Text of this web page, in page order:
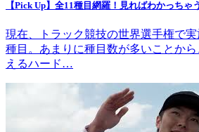
【Pick Up】全11種目網羅！見ればわかっちゃ
現在、トラック競技の世界選手権で
種目。あまりに種目数が多いことか
えるハード…